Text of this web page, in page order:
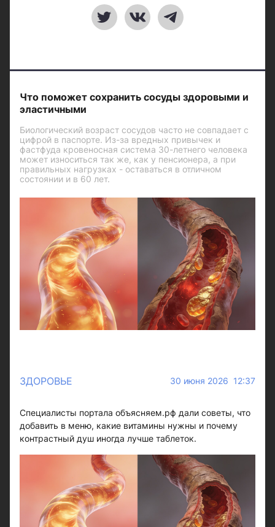
Что поможет сохранить сосуды здоровыми и
эластичными
Биологический возраст сосудов часто не совпадает с
цифрой в паспорте. Из-за вредных привычек и
фастфуда кровеносная система 30-летнего человека
может износиться так же, как у пенсионера, а при
правильных нагрузках - оставаться в отличном
состоянии и в 60 лет.
ЗДОРОВЬЕ 30 июня 2026 12:37
Специалисты портала объясняем.рф дали советы, что
добавить в меню, какие витамины нужны и почему
контрастный душ иногда лучше таблеток.